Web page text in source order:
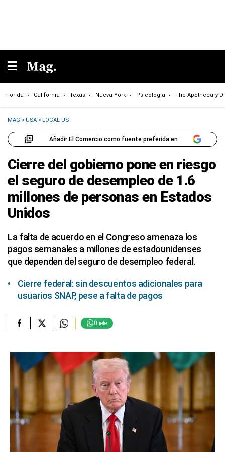
Florida California Texas Nueva York Psicología The Apothecary
MAG >USA >LOCAL US
Añadir El Comercio como fuente preferida en
Cierre del gobierno pone en riesgo
el seguro de desempleo de 1.6
millones de personas en Estados
Unidos
La falta de acuerdo en el Congreso amenaza los
pagos semanales a millones de estadounidenses
que dependen del seguro de desempleo federal.
Cierre federal: sin descuentos adicionales para
usuarios SNAP, pese a falta de pagos
Únete